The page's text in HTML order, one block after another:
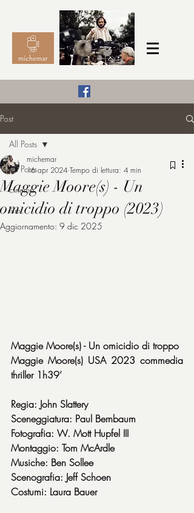
michemar
Post
All Posts
cinema
film
All Posts
Maggie Moore(s) - Un
omicidio di troppo (2023)
michemar
16 apr 2024 Tempo di lettura: 4 min
Aggiornamento: 9 dic 2025
Maggie Moore(s) - Un omicidio di troppo
Maggie Moore(s) USA 2023 commedia
thriller 1h39’
Regia: John Slattery
Sceneggiatura: Paul Bernbaum
Fotografia: W. Mott Hupfel III
Montaggio: Tom McArdle
Musiche: Ben Sollee
Scenografia: Jeff Schoen
Costumi: Laura Bauer